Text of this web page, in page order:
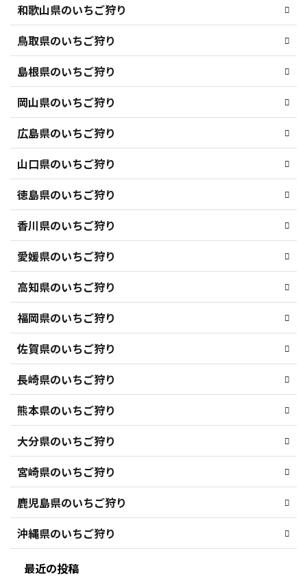
和歌山県のいちご狩り
鳥取県のいちご狩り
島根県のいちご狩り
岡山県のいちご狩り
広島県のいちご狩り
山口県のいちご狩り
徳島県のいちご狩り
香川県のいちご狩り
愛媛県のいちご狩り
高知県のいちご狩り
福岡県のいちご狩り
佐賀県のいちご狩り
長崎県のいちご狩り
熊本県のいちご狩り
大分県のいちご狩り
宮崎県のいちご狩り
鹿児島県のいちご狩り
沖縄県のいちご狩り
最近の投稿